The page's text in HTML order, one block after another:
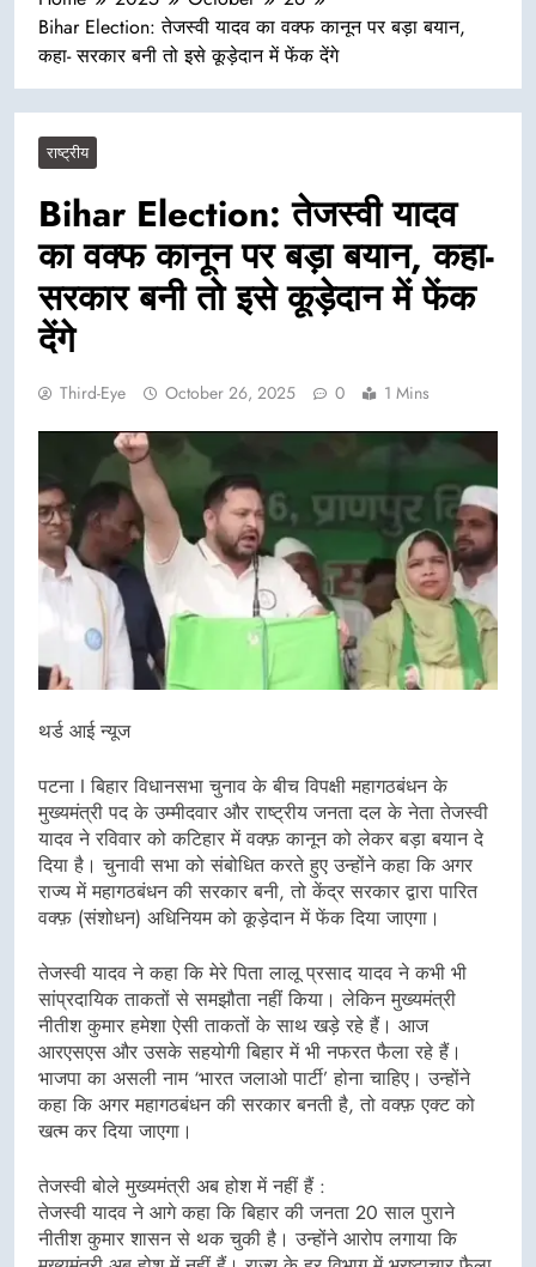
Bihar Election: तेजस्वी यादव का वक्फ कानून पर बड़ा बयान,
कहा- सरकार बनी तो इसे कूड़ेदान में फेंक देंगे
राष्ट्रीय
Bihar Election: तेजस्वी यादव
का वक्फ कानून पर बड़ा बयान, कहा-
सरकार बनी तो इसे कूड़ेदान में फेंक
देंगे
Third-Eye October 26, 2025 0 1 Mins
थर्ड आई न्यूज
पटना I बिहार विधानसभा चुनाव के बीच विपक्षी महागठबंधन के
मुख्यमंत्री पद के उम्मीदवार और राष्ट्रीय जनता दल के नेता तेजस्वी
यादव ने रविवार को कटिहार में वक्फ़ कानून को लेकर बड़ा बयान दे
दिया है। चुनावी सभा को संबोधित करते हुए उन्होंने कहा कि अगर
राज्य में महागठबंधन की सरकार बनी, तो केंद्र सरकार द्वारा पारित
वक्फ़ (संशोधन) अधिनियम को कूड़ेदान में फेंक दिया जाएगा।
तेजस्वी यादव ने कहा कि मेरे पिता लालू प्रसाद यादव ने कभी भी
सांप्रदायिक ताकतों से समझौता नहीं किया। लेकिन मुख्यमंत्री
नीतीश कुमार हमेशा ऐसी ताकतों के साथ खड़े रहे हैं। आज
आरएसएस और उसके सहयोगी बिहार में भी नफरत फैला रहे हैं।
भाजपा का असली नाम ‘भारत जलाओ पार्टी’ होना चाहिए। उन्होंने
कहा कि अगर महागठबंधन की सरकार बनती है, तो वक्फ़ एक्ट को
खत्म कर दिया जाएगा।
तेजस्वी बोले मुख्यमंत्री अब होश में नहीं हैं :
तेजस्वी यादव ने आगे कहा कि बिहार की जनता 20 साल पुराने
नीतीश कुमार शासन से थक चुकी है। उन्होंने आरोप लगाया कि